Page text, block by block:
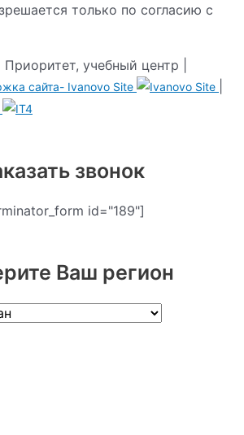
только по согласию с
учебный центр |
сайта- Ivanovo Site
звонок
id="189"]
Ваш регион